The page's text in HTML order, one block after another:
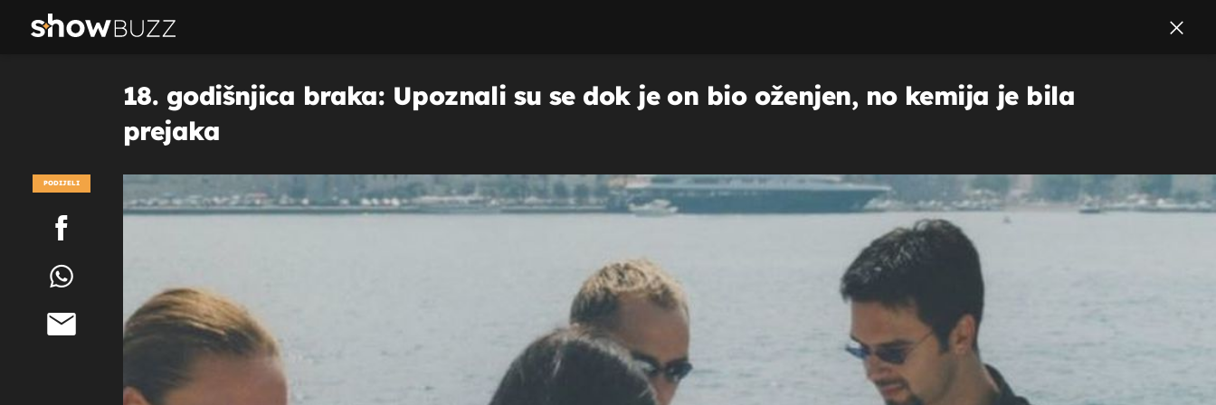
18. godišnjica braka: Upoznali su se dok je on bio oženjen, no kemija je bila
prejaka
PODIJELI
POGLEDAJ